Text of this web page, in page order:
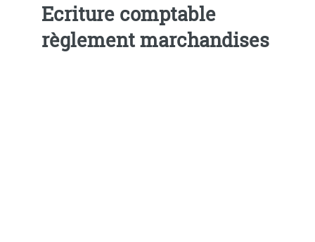
Ecriture comptable
règlement marchandises